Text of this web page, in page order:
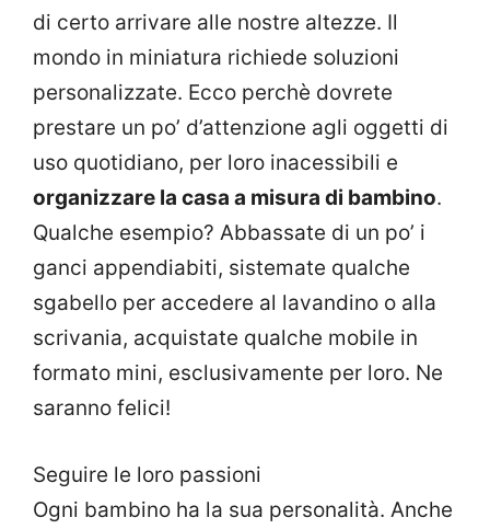
di certo arrivare alle nostre altezze. Il
mondo in miniatura richiede soluzioni
personalizzate. Ecco perchè dovrete
prestare un po’ d’attenzione agli oggetti di
uso quotidiano, per loro inacessibili e
organizzare la casa a misura di bambino.
Qualche esempio? Abbassate di un po’ i
ganci appendiabiti, sistemate qualche
sgabello per accedere al lavandino o alla
scrivania, acquistate qualche mobile in
formato mini, esclusivamente per loro. Ne
saranno felici!
Seguire le loro passioni
Ogni bambino ha la sua personalità. Anche